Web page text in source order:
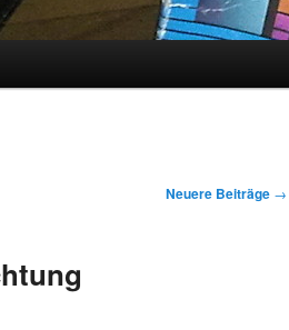
Neuere Beiträge →